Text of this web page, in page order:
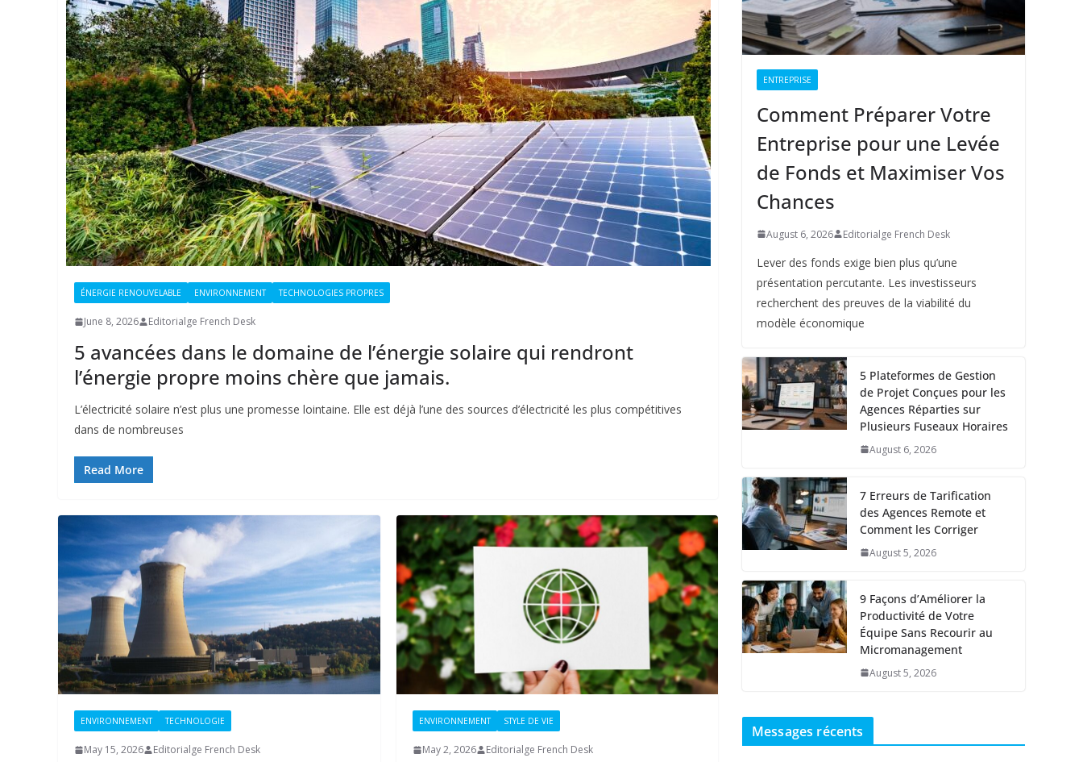
ÉNERGIE RENOUVELABLE ENVIRONNEMENT TECHNOLOGIES PROPRES
June 8, 2026 Editorialge French Desk
5 avancées dans le domaine de l’énergie solaire qui rendront
l’énergie propre moins chère que jamais.
L’électricité solaire n’est plus une promesse lointaine. Elle est déjà l’une des sources d’électricité les plus compétitives
dans de nombreuses
Read More
ENVIRONNEMENT TECHNOLOGIE
May 15, 2026 Editorialge French Desk
ENVIRONNEMENT STYLE DE VIE
May 2, 2026 Editorialge French Desk
ENTREPRISE
Comment Préparer Votre
Entreprise pour une Levée
de Fonds et Maximiser Vos
Chances
August 6, 2026 Editorialge French Desk
Lever des fonds exige bien plus qu’une
présentation percutante. Les investisseurs
recherchent des preuves de la viabilité du
modèle économique
5 Plateformes de Gestion
de Projet Conçues pour les
Agences Réparties sur
Plusieurs Fuseaux Horaires
August 6, 2026
7 Erreurs de Tarification
des Agences Remote et
Comment les Corriger
August 5, 2026
9 Façons d’Améliorer la
Productivité de Votre
Équipe Sans Recourir au
Micromanagement
August 5, 2026
Messages récents